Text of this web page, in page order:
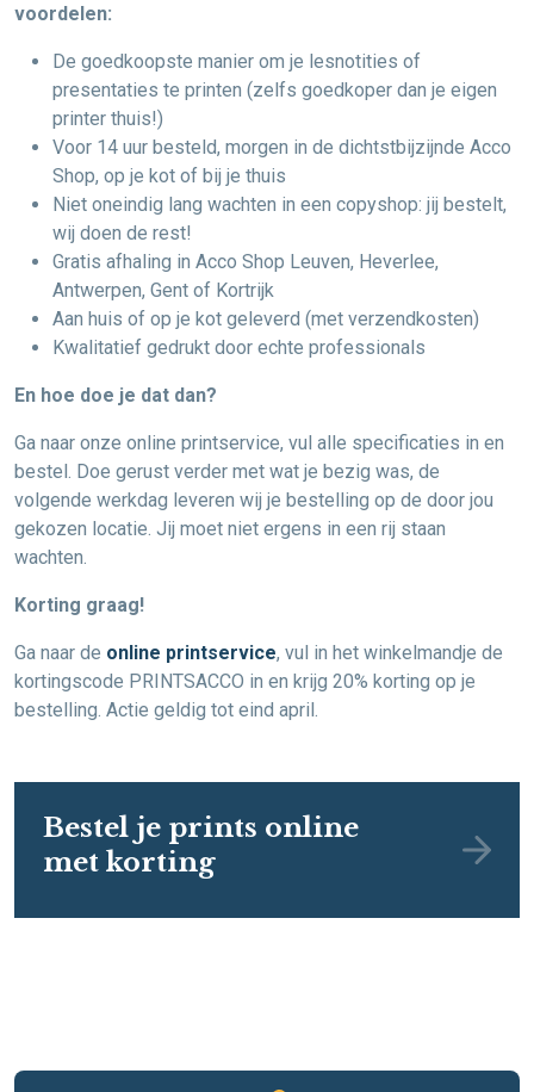
voordelen:
De goedkoopste manier om je lesnotities of
presentaties te printen (zelfs goedkoper dan je eigen
printer thuis!)
Voor 14 uur besteld, morgen in de dichtstbijzijnde Acco
Shop, op je kot of bij je thuis
Niet oneindig lang wachten in een copyshop: jij bestelt,
wij doen de rest!
Gratis afhaling in Acco Shop Leuven, Heverlee,
Antwerpen, Gent of Kortrijk
Aan huis of op je kot geleverd (met verzendkosten)
Kwalitatief gedrukt door echte professionals
En hoe doe je dat dan?
Ga naar onze online printservice, vul alle specificaties in en
bestel. Doe gerust verder met wat je bezig was, de
volgende werkdag leveren wij je bestelling op de door jou
gekozen locatie. Jij moet niet ergens in een rij staan
wachten.
Korting graag!
Ga naar de online printservice, vul in het winkelmandje de
kortingscode PRINTSACCO in en krijg 20% korting op je
bestelling. Actie geldig tot eind april.
Bestel je prints online
met korting